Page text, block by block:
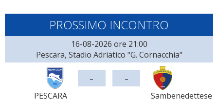
PROSSIMO INCONTRO
16-08-2026 ore 21:00
Pescara, Stadio Adriatico "G. Cornacchia"
PESCARA
- -
Sambenedettese